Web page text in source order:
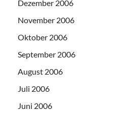
Dezember 2006
November 2006
Oktober 2006
September 2006
August 2006
Juli 2006
Juni 2006